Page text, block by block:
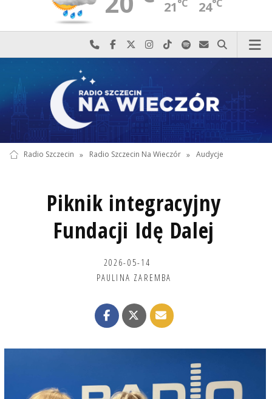
21°C 24°C
Najlepiej po prostu do nas zadzwoń
Odwiedź nas na Facebook-u
Odwiedź nas na X
Odwiedź nas na Instagram-ie
Odwiedź nas na TikTok-u
Szukaj nas na Spotify
Wyślij do nas
Szukaj
Radio Szczecin » Radio Szczecin Na Wieczór » Audycje
Piknik integracyjny
Fundacji Idę Dalej
2026-05-14
PAULINA ZAREMBA